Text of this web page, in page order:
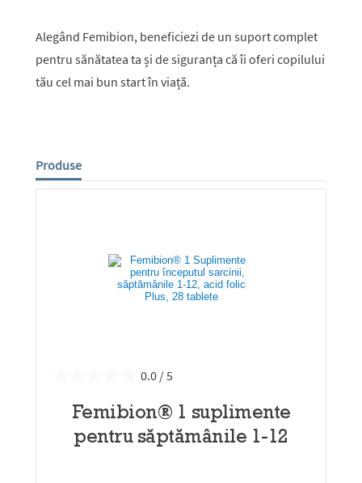
Alegând Femibion, beneficiezi de un suport complet
pentru sănătatea ta și de siguranța că îi oferi copilului
tău cel mai bun start în viață.
Produse
0.0
Femibion® 1 suplimente
pentru săptămânile 1-12